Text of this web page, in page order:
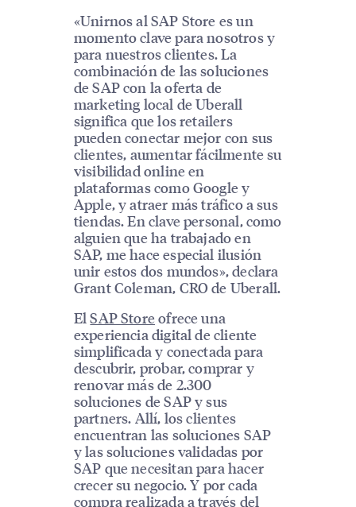
«Unirnos al SAP Store es un
momento clave para nosotros y
para nuestros clientes. La
combinación de las soluciones
de SAP con la oferta de
marketing local de Uberall
significa que los retailers
pueden conectar mejor con sus
clientes, aumentar fácilmente su
visibilidad online en
plataformas como Google y
Apple, y atraer más tráfico a sus
tiendas. En clave personal, como
alguien que ha trabajado en
SAP, me hace especial ilusión
unir estos dos mundos», declara
Grant Coleman, CRO de Uberall.
ElSAP Store ofrece una
experiencia digital de cliente
simplificada y conectada para
descubrir, probar, comprar y
renovar más de 2.300
soluciones de SAP y sus
partners. Allí, los clientes
encuentran las soluciones SAP
y las soluciones validadas por
SAP que necesitan para hacer
crecer su negocio. Y por cada
compra realizada a través del